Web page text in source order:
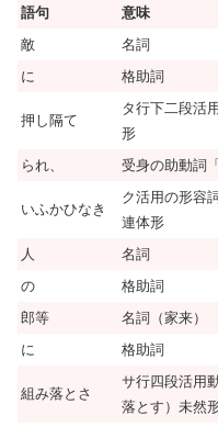
語句
意味
敵
名詞
に
格助詞
押し隔て
タ行下二段活
形
られ、
受身の助動詞
いふかひなき
ク活用の形容
連体形
人
名詞
の
格助詞
郎等
名詞（家来）
に
格助詞
組み落とさ
サ行四段活用
落とす）未然